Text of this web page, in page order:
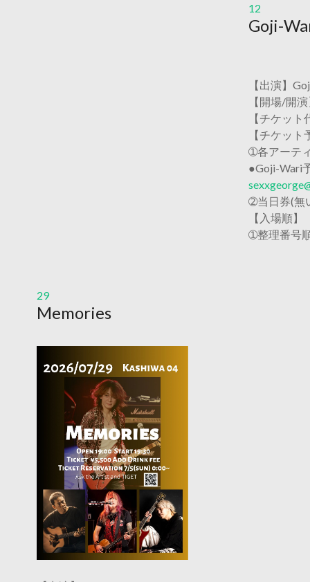
12
Goji-
【出演】
【開場/開
【チケッ
【チケッ
➀各アーテ
●Goji-Wari
➁当日券(無
【入場順】
➀整理番号
29
Memories